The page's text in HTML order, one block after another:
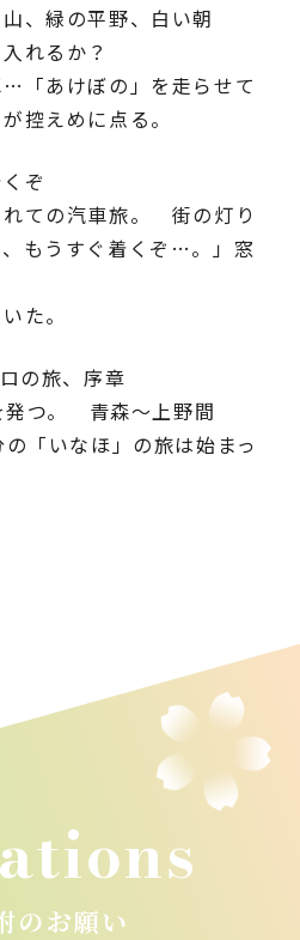
、緑の平野、白い朝
れるか？
「あけぼの」を走らせて
控えめに点る。
ぞ
ての汽車旅。 街の灯り
もうすぐ着くぞ…。」窓
た。
の旅、序章
発つ。 青森〜上野間
「いなほ」の旅は始まっ
のお願い